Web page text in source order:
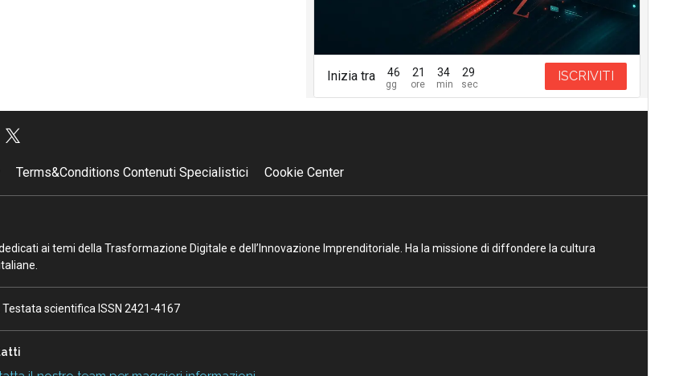
Inizia tra 46 21 34 28 ISCRIVITI
Terms&Conditions Contenuti Specialistici Cookie Center
ai temi della Trasformazione Digitale e dell’Innovazione Imprenditoriale. Ha la missione di diffondere la cultura
scientifica ISSN 2421-4167